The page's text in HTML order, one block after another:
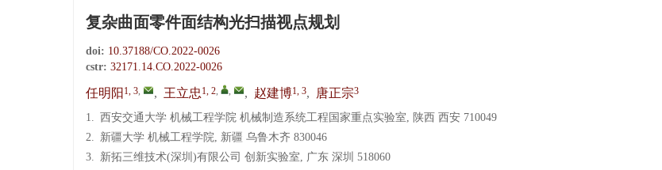
复杂曲面零件面结构光扫描视点规划
doi: 10.37188/CO.2022-0026
cstr: 32171.14.CO.2022-0026
任明阳 1, 3, , 王立忠 1, 2, , , 赵建博1, 3, 唐正宗3
1. 西安交通大学 机械工程学院 机械制造系统工程国家重点实验室, 陕西 西安 710049
2. 新疆大学 机械工程学院, 新疆 乌鲁木齐 830046
3. 新拓三维技术(深圳)有限公司 创新实验室, 广东 深圳 518060